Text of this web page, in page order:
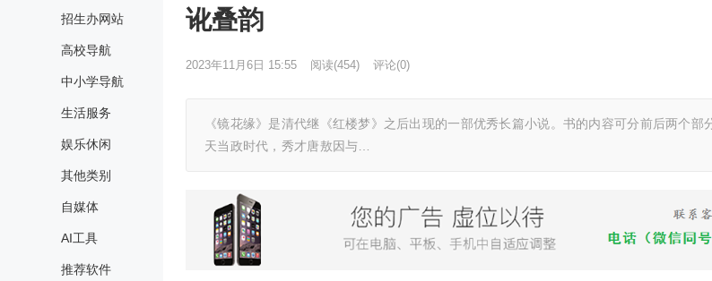
招生办网站
高校导航
中小学导航
生活服务
娱乐休闲
其他类别
自媒体
AI工具
推荐软件
讹叠韵
2023年11月6日 15:55 阅读(454) 评论(0)
《镜花缘》是清代继《红楼梦》之后出现的一部优秀长篇小说。书的内容可分前后两个部
天当政时代，秀才唐敖因与…